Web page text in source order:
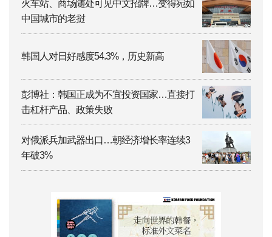
火车站、商场随处可见中文招牌…变得宛如
中国城市的老挝
韩国人对日好感度54.3%，历史新高
彭博社：韩国正成为不宜投资国家…直接打
击杠杆产品、政策失败
对俄派兵加武器出口…朝经济增长率连续3
年破3%